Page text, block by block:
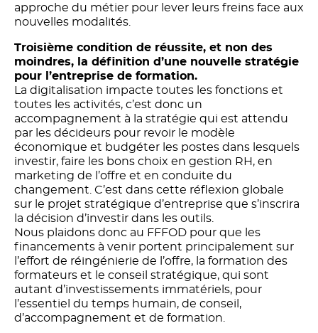
approche du métier pour lever leurs freins face aux
nouvelles modalités.
Troisième condition de réussite, et non des
moindres, la définition d’une nouvelle stratégie
pour l’entreprise de formation.
La digitalisation impacte toutes les fonctions et
toutes les activités, c’est donc un
accompagnement à la stratégie qui est attendu
par les décideurs pour revoir le modèle
économique et budgéter les postes dans lesquels
investir, faire les bons choix en gestion RH, en
marketing de l’offre et en conduite du
changement. C’est dans cette réflexion globale
sur le projet stratégique d’entreprise que s’inscrira
la décision d’investir dans les outils.
Nous plaidons donc au FFFOD pour que les
financements à venir portent principalement sur
l’effort de réingénierie de l’offre, la formation des
formateurs et le conseil stratégique, qui sont
autant d’investissements immatériels, pour
l’essentiel du temps humain, de conseil,
d’accompagnement et de formation.